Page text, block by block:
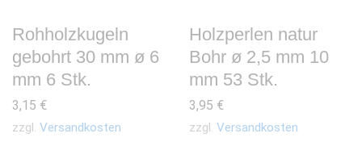
Rohholzkugeln
gebohrt 30 mm ø 6
mm 6 Stk.
3,15 €
zzgl. Versandkosten
Holzperlen natur
Bohr ø 2,5 mm 10
mm 53 Stk.
3,95 €
zzgl. Versandkosten